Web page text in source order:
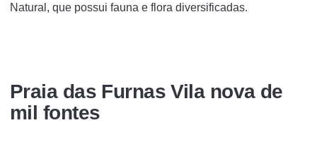
Natural, que possui fauna e flora diversificadas.
Praia das Furnas Vila nova de
mil fontes